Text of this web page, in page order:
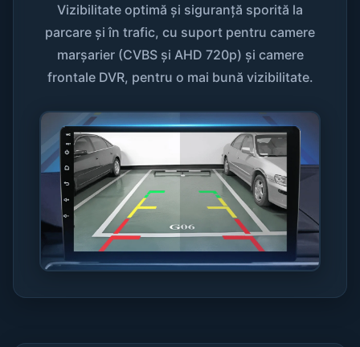
Vizibilitate optimă și siguranță sporită la
parcare și în trafic, cu suport pentru camere
marșarier (CVBS și AHD 720p) și camere
frontale DVR, pentru o mai bună vizibilitate.